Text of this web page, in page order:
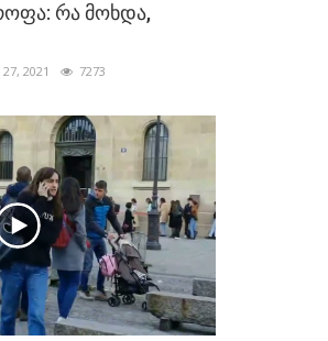
რა მოხდა,
2021 7273